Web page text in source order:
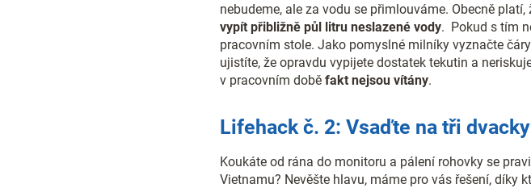
nebudeme, ale za vodu se přimlouváme. Obecně platí,
vypít přibližně půl litru neslazené vody. Pokud s tím
pracovním stole. Jako pomyslné milníky vyznačte
ujistíte, že opravdu vypijete dostatek tekutin a
v pracovním době fakt nejsou vítány.
Lifehack č. 2: Vsaďte na tři dvacky
Koukáte od rána do monitoru a pálení rohovky se
Vietnamu? Nevěšte hlavu, máme pro vás řešení, díky